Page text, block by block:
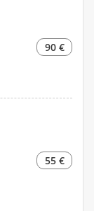
90 €
55 €